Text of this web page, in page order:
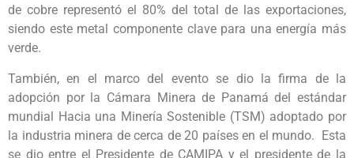
de cobre representó el 80% del total de las exportaciones,
siendo este metal componente clave para una energía más
verde.
También, en el marco del evento se dio la firma de la
adopción por la Cámara Minera de Panamá del estándar
mundial Hacia una Minería Sostenible (TSM) adoptado por
la industria minera de cerca de 20 países en el mundo. Esta
se dio entre el Presidente de CAMIPA y el presidente de la